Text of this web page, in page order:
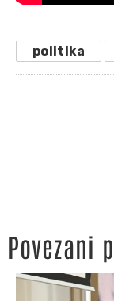
politika
Povezani